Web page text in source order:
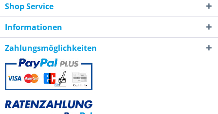
Shop Service
Informationen
Zahlungsmöglichkeiten